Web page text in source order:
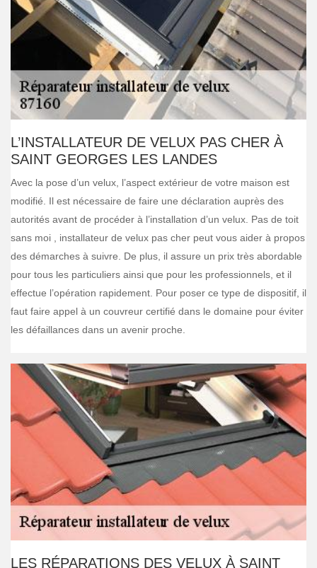
L’INSTALLATEUR DE VELUX PAS CHER À
SAINT GEORGES LES LANDES
Avec la pose d’un velux, l’aspect extérieur de votre maison est
modifié. Il est nécessaire de faire une déclaration auprès des
autorités avant de procéder à l’installation d’un velux. Pas de toit
sans moi , installateur de velux pas cher peut vous aider à propos
des démarches à suivre. De plus, il assure un prix très abordable
pour tous les particuliers ainsi que pour les professionnels, et il
effectue l’opération rapidement. Pour poser ce type de dispositif, il
faut faire appel à un couvreur certifié dans le domaine pour éviter
les défaillances dans un avenir proche.
LES RÉPARATIONS DES VELUX À SAINT